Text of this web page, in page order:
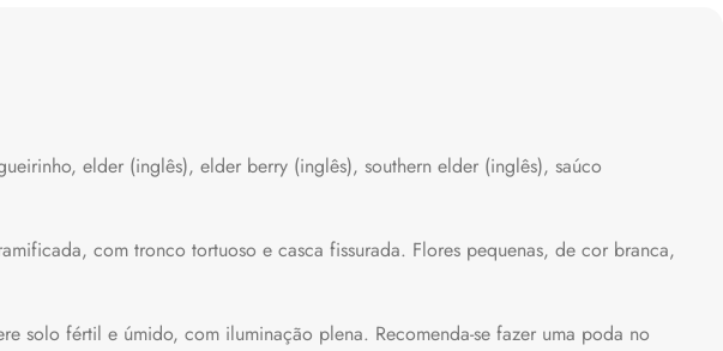
elder (inglês), elder berry (inglês), southern elder (inglês), saúco
com tronco tortuoso e casca fissurada. Flores pequenas, de cor branca,
solo fértil e úmido, com iluminação plena. Recomenda-se fazer uma poda no